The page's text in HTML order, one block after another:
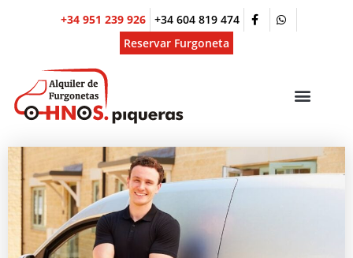
+34 951 239 926
+34 604 819 474
Reservar Furgoneta
Menú